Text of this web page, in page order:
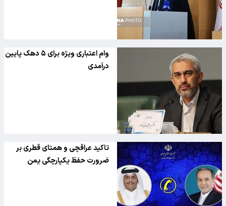
وام اعتباری ویژه برای ۵ دهک پایین
درآمدی
تاکید عراقچی و همتای قطری بر
ضرورت حفظ یکپارچگی یمن